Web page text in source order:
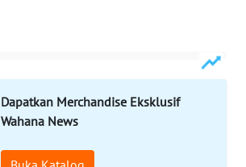
Dapatkan Merchandise Eksklusif
Wahana News